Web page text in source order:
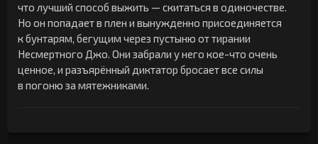
что лучший способ выжить — скитаться в одиночестве.
Но он попадает в плен и вынужденно присоединяется
к бунтарям, бегущим через пустыню от тирании
Несмертного Джо. Они забрали у него кое-что очень
ценное, и разъярённый диктатор бросает все силы
в погоню за мятежниками.